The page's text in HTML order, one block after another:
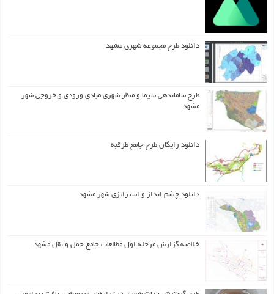
دانلود طرح مجموعه شهری مشهد
طرح ساماندهی سیما و منظر شهری مبادی ورودی و خروجی شهر
مشهد
دانلود رایگان طرح جامع طرقبه
دانلود چشم انداز و استراتژی شهر مشهد
خلاصه گزارش مرحله اول مطالعات جامع حمل و نقل مشهد